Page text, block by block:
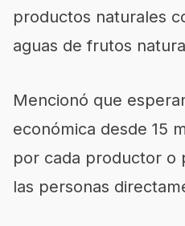
productos naturales
aguas de frutos
Mencionó que
económica desde 15
por cada productor o
las personas